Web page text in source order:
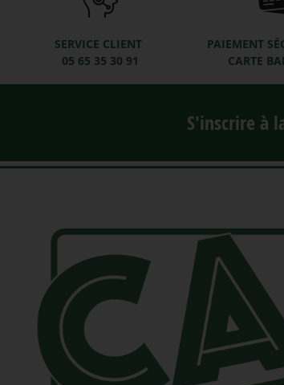
SERVICE CLIENT
05 65 35 30 91
PAIEMENT
CARTE
S'inscrire à